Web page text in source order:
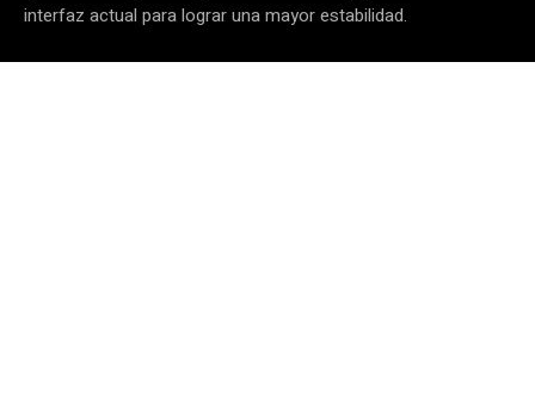
interfaz actual para lograr una mayor estabilidad.